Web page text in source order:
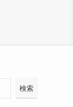
検索